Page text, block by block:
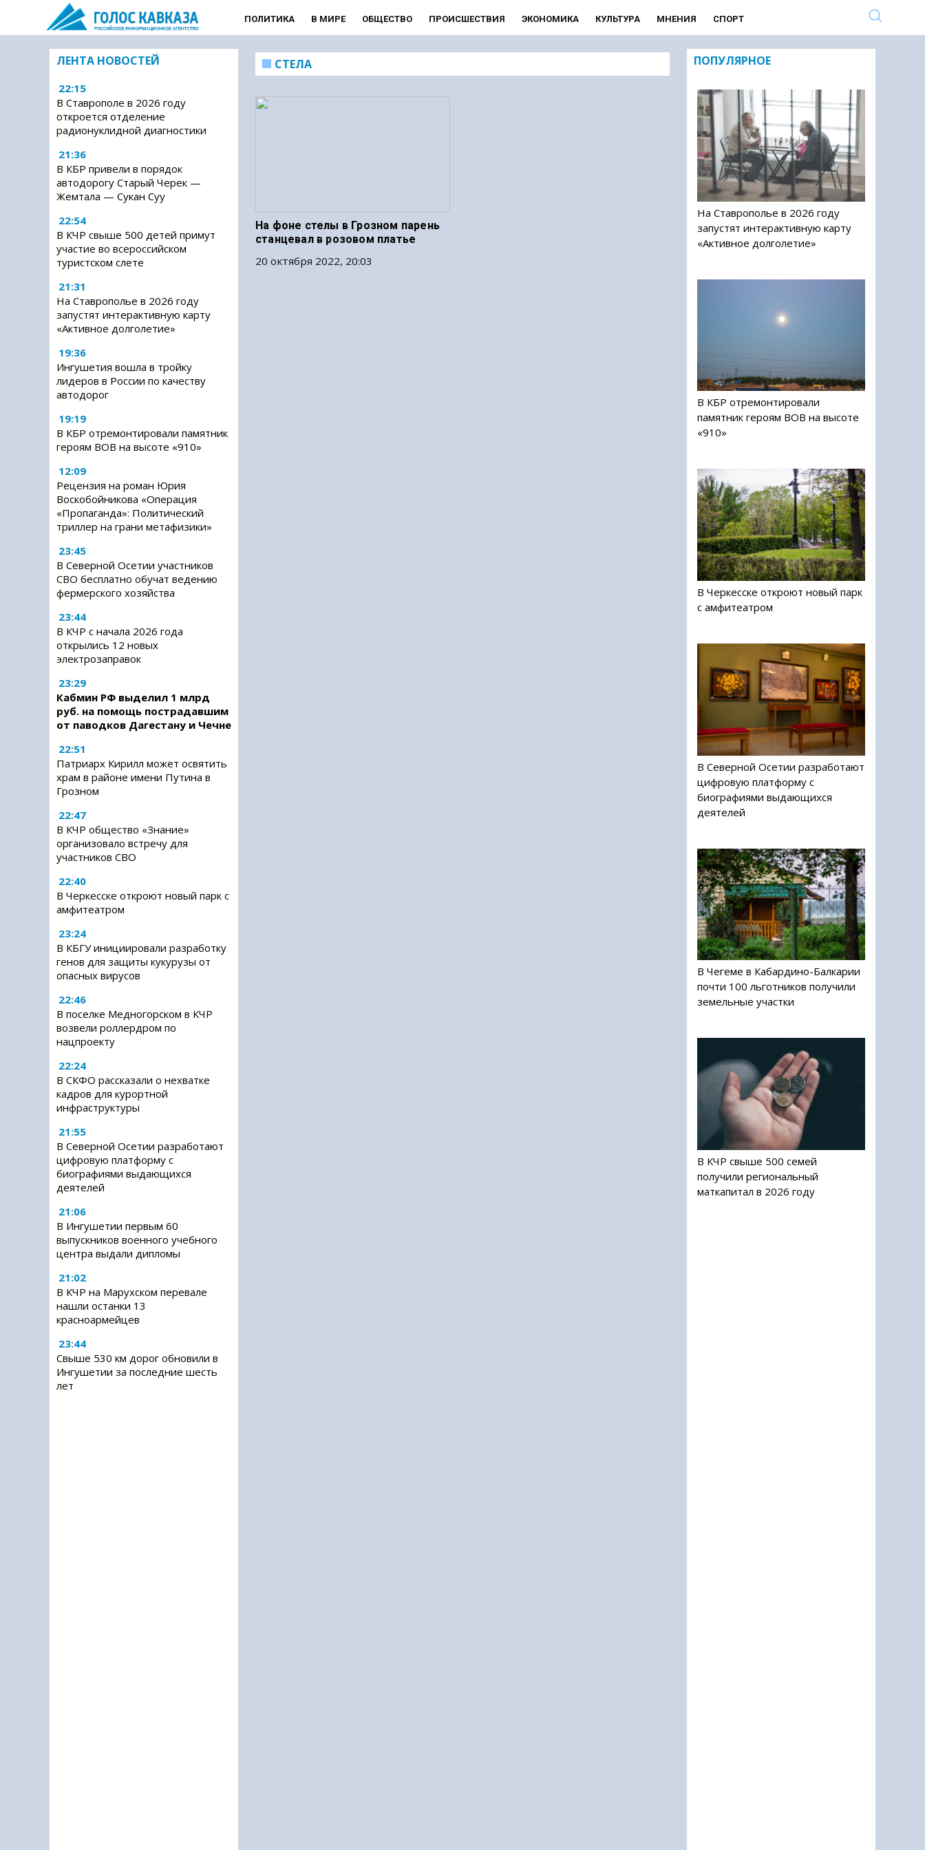
ПОЛИТИКА В МИРЕ ОБЩЕСТВО ПРОИСШЕСТВИЯ ЭКОНОМИКА КУЛЬТУРА МНЕНИЯ СПОРТ
ЛЕНТА НОВОСТЕЙ
22:15
В Ставрополе в 2026 году
откроется отделение
радионуклидной диагностики
21:36
В КБР привели в порядок
автодорогу Старый Черек —
Жемтала — Сукан Суу
22:54
В КЧР свыше 500 детей примут
участие во всероссийском
туристском слете
21:31
На Ставрополье в 2026 году
запустят интерактивную карту
«Активное долголетие»
19:36
Ингушетия вошла в тройку
лидеров в России по качеству
автодорог
19:19
В КБР отремонтировали памятник
героям ВОВ на высоте «910»
12:09
Рецензия на роман Юрия
Воскобойникова «Операция
«Пропаганда»: Политический
триллер на грани метафизики»
23:45
В Северной Осетии участников
СВО бесплатно обучат ведению
фермерского хозяйства
23:44
В КЧР с начала 2026 года
открылись 12 новых
электрозаправок
23:29
Кабмин РФ выделил 1 млрд
руб. на помощь пострадавшим
от паводков Дагестану и Чечне
22:51
Патриарх Кирилл может освятить
храм в районе имени Путина в
Грозном
22:47
В КЧР общество «Знание»
организовало встречу для
участников СВО
22:40
В Черкесске откроют новый парк с
амфитеатром
23:24
В КБГУ инициировали разработку
генов для защиты кукурузы от
опасных вирусов
22:46
В поселке Медногорском в КЧР
возвели роллердром по
нацпроекту
22:24
В СКФО рассказали о нехватке
кадров для курортной
инфраструктуры
21:55
В Северной Осетии разработают
цифровую платформу с
биографиями выдающихся
деятелей
21:06
В Ингушетии первым 60
выпускников военного учебного
центра выдали дипломы
21:02
В КЧР на Марухском перевале
нашли останки 13
красноармейцев
23:44
Свыше 530 км дорог обновили в
Ингушетии за последние шесть
лет
СТЕЛА
На фоне стелы в Грозном парень
станцевал в розовом платье
20 октября 2022, 20:03
ПОПУЛЯРНОЕ
На Ставрополье в 2026 году
запустят интерактивную карту
«Активное долголетие»
В КБР отремонтировали
памятник героям ВОВ на высоте
«910»
В Черкесске откроют новый парк
с амфитеатром
В Северной Осетии разработают
цифровую платформу с
биографиями выдающихся
деятелей
В Чегеме в Кабардино-Балкарии
почти 100 льготников получили
земельные участки
В КЧР свыше 500 семей
получили региональный
маткапитал в 2026 году